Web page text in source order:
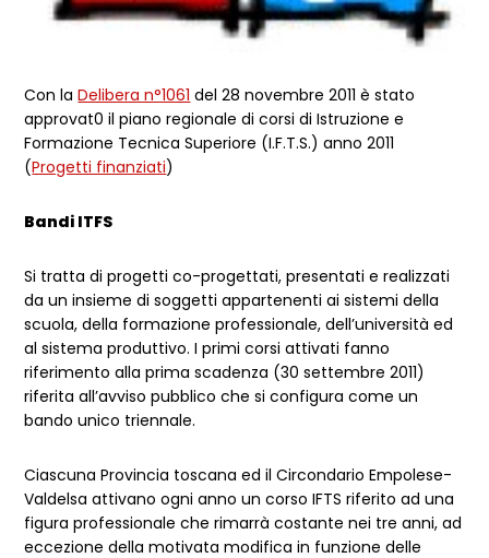
Con laDelibera n°1061 del 28 novembre 2011 è stato
approvat0 il piano regionale di corsi di Istruzione e
Formazione Tecnica Superiore (I.F.T.S.) anno 2011
(Progetti finanziati)
Bandi ITFS
Si tratta di progetti co-progettati, presentati e realizzati
da un insieme di soggetti appartenenti ai sistemi della
scuola, della formazione professionale, dell’università ed
al sistema produttivo. I primi corsi attivati fanno
riferimento alla prima scadenza (30 settembre 2011)
riferita all’avviso pubblico che si configura come un
bando unico triennale.
Ciascuna Provincia toscana ed il Circondario Empolese-
Valdelsa attivano ogni anno un corso IFTS riferito ad una
figura professionale che rimarrà costante nei tre anni, ad
eccezione della motivata modifica in funzione delle